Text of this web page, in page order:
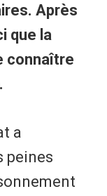
Après
que la
connaître
a
peines